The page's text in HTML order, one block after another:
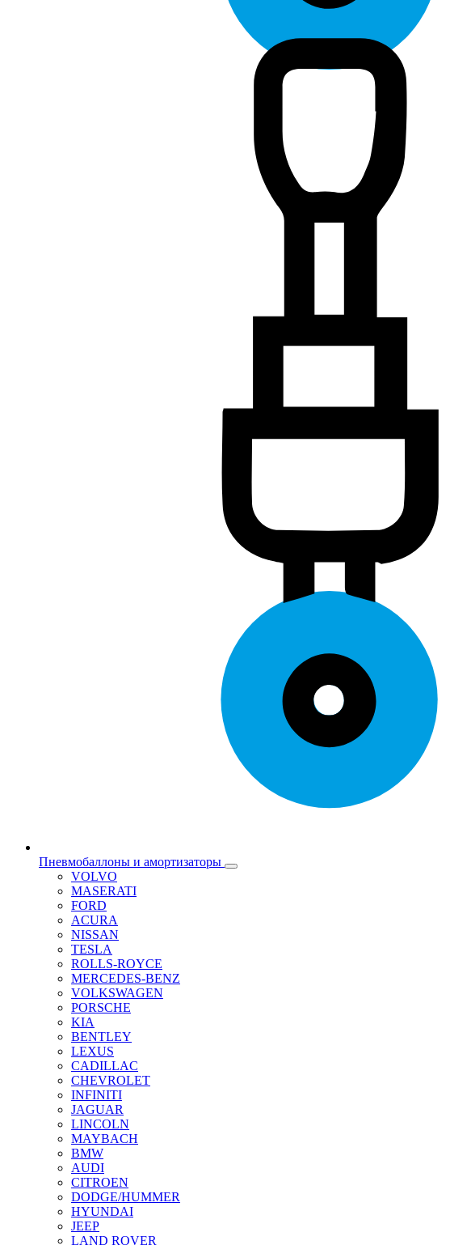
Пневмобаллоны и амортизаторы
VOLVO
MASERATI
FORD
ACURA
NISSAN
TESLA
ROLLS-ROYCE
MERCEDES-BENZ
VOLKSWAGEN
PORSCHE
KIA
BENTLEY
LEXUS
CADILLAC
CHEVROLET
INFINITI
JAGUAR
LINCOLN
MAYBACH
BMW
AUDI
CITROEN
DODGE/HUMMER
HYUNDAI
JEEP
LAND ROVER